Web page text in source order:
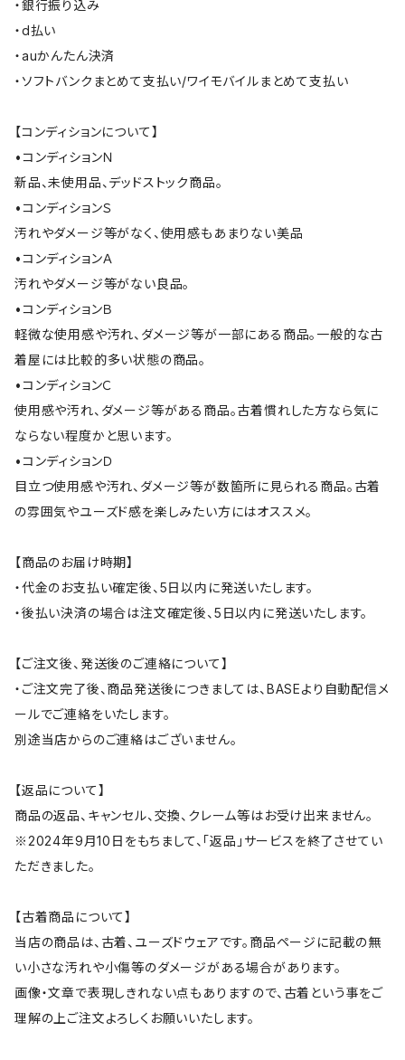
・銀行振り込み
・d払い
・auかんたん決済
・ソフトバンクまとめて支払い/ワイモバイルまとめて支払い
【コンディションについて】
•コンディションＮ
新品、未使用品、デッドストック商品。
•コンディションＳ
汚れやダメージ等がなく、使用感もあまりない美品
•コンディションＡ
汚れやダメージ等がない良品。
•コンディションＢ
軽微な使用感や汚れ、ダメージ等が一部にある商品。一般的な古
着屋には比較的多い状態の商品。
•コンディションＣ
使用感や汚れ、ダメージ等がある商品。古着慣れした方なら気に
ならない程度かと思います。
•コンディションＤ
目立つ使用感や汚れ、ダメージ等が数箇所に見られる商品。古着
の雰囲気やユーズド感を楽しみたい方にはオススメ。
【商品のお届け時期】
・代金のお支払い確定後、5日以内に発送いたします。
・後払い決済の場合は注文確定後、5日以内に発送いたします。
【ご注文後、発送後のご連絡について】
・ご注文完了後、商品発送後につきましては、BASEより自動配信メ
ールでご連絡をいたします。
別途当店からのご連絡はございません。
【返品について】
商品の返品、キャンセル、交換、クレーム等はお受け出来ません。
※2024年9月10日をもちまして、「返品」サービスを終了させてい
ただきました。
【古着商品について】
当店の商品は、古着、ユーズドウェアです。商品ページに記載の無
い小さな汚れや小傷等のダメージがある場合があります。
画像・文章で表現しきれない点もありますので、古着という事をご
理解の上ご注文よろしくお願いいたします。